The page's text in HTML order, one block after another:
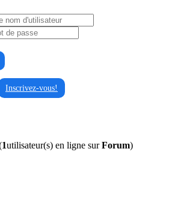
Inscrivez-vous!
1utilisateur(s) en ligne surForum)